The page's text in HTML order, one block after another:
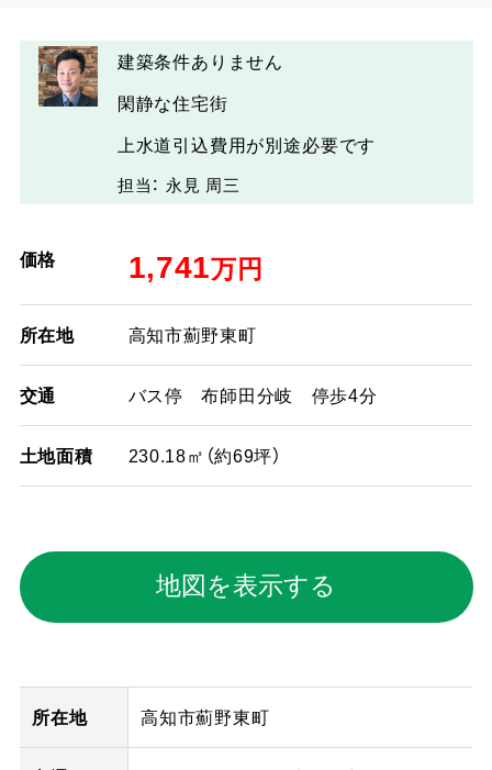
建築条件ありません
閑静な住宅街
上水道引込費用が別途必要です
担当： 永見 周三
価格 1,741万円
所在地 高知市薊野東町
交通 バス停 布師田分岐 停歩4分
土地面積 230.18㎡（約69坪）
地図を表示する
所在地 高知市薊野東町